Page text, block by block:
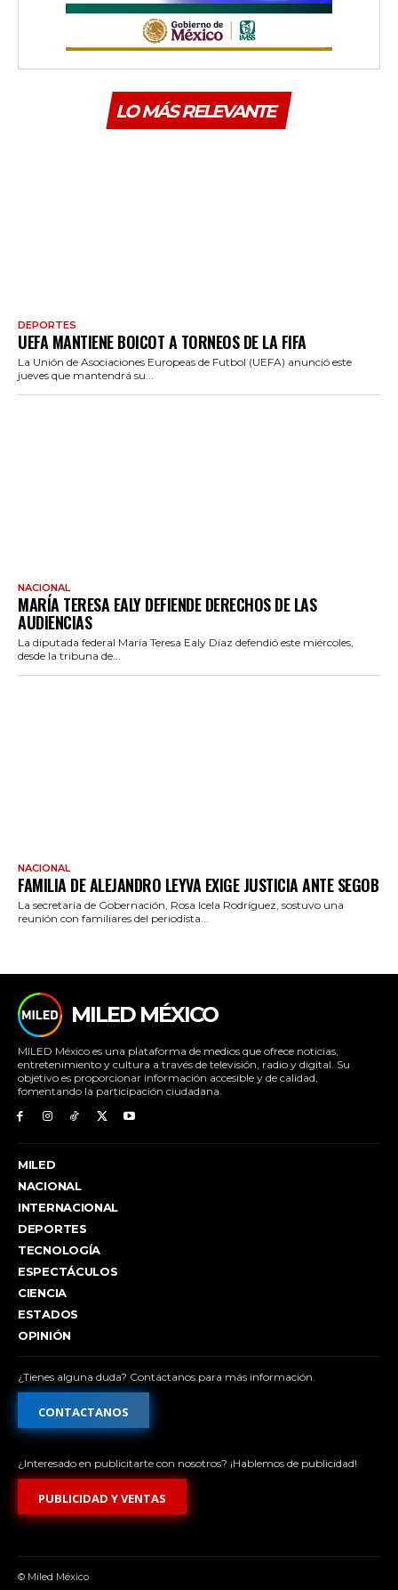
LO MÁS RELEVANTE
DEPORTES
UEFA MANTIENE BOICOT A TORNEOS DE LA FIFA
La Unión de Asociaciones Europeas de Futbol (UEFA) anunció este
jueves que mantendrá su...
NACIONAL
MARÍA TERESA EALY DEFIENDE DERECHOS DE LAS
AUDIENCIAS
La diputada federal María Teresa Ealy Díaz defendió este miércoles,
desde la tribuna de...
NACIONAL
FAMILIA DE ALEJANDRO LEYVA EXIGE JUSTICIA ANTE SEGOB
La secretaria de Gobernación, Rosa Icela Rodríguez, sostuvo una
reunión con familiares del periodista...
MILED MÉXICO
MILED México es una plataforma de medios que ofrece noticias,
entretenimiento y cultura a través de televisión, radio y digital. Su
objetivo es proporcionar información accesible y de calidad,
fomentando la participación ciudadana.
MILED
NACIONAL
INTERNACIONAL
DEPORTES
TECNOLOGÍA
ESPECTÁCULOS
CIENCIA
ESTADOS
OPINIÓN
¿Tienes alguna duda? Contáctanos para más información.
CONTACTANOS
¿Interesado en publicitarte con nosotros? ¡Hablemos de publicidad!
PUBLICIDAD Y VENTAS
© Miled México